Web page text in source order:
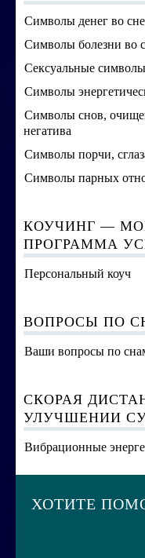
Символы денег во сне
Символы болезни во
Сексуальные
Символы
Символы снов,
негатива
Символы порчи,
Символы парных
КОУЧИНГ —
ПРОГРАММА
Персональный коуч
ВОПРОСЫ ПО
Ваши вопросы по
СКОРАЯ
УЛУЧШЕНИИ
Вибрационные
ХОТИТЕ